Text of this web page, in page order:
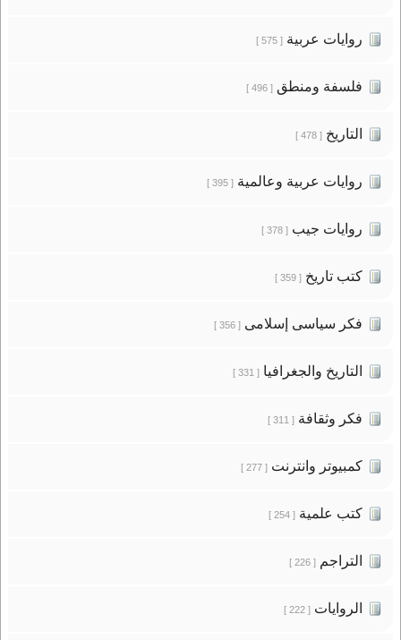
روايات عربية[ 575 ]
فلسفة ومنطق[ 496 ]
التاريخ[ 478 ]
روايات عربية وعالمية[ 395 ]
روايات جيب[ 378 ]
كتب تاريخ[ 359 ]
فكر سياسى إسلامى[ 356 ]
التاريخ والجغرافيا[ 331 ]
فكر وثقافة[ 311 ]
كمبيوتر وانترنت[ 277 ]
كتب علمية[ 254 ]
التراجم[ 226 ]
الروايات[ 222 ]